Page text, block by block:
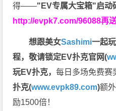
得——"EV专属大宝箱"启动
http://evpk7.com/96088再
想跟美女Sashimi一起
程，敬请锁定EV扑克官网(
玩EV扑克，每日多场免费赛
扑克(www.evpk89.com)额
励1500倍！